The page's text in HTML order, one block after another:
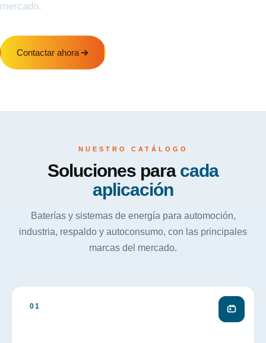
mercado.
Contactar ahora
NUESTRO CATÁLOGO
Soluciones para cada
aplicación
Baterías y sistemas de energía para automoción,
industria, respaldo y autoconsumo, con las principales
marcas del mercado.
01